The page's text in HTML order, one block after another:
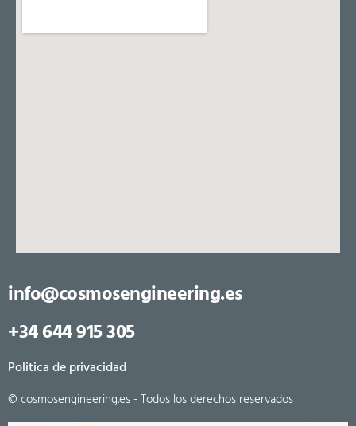
info@cosmosengineering.es
+34 644 915 305
Politica de privacidad
© cosmosengineering.es - Todos los derechos reservados